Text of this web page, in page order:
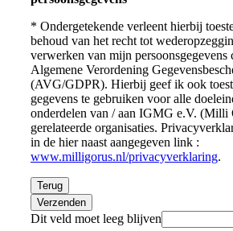
* Ondergetekende verleent hierbij
behoud van het recht tot
verwerken van mijn persoonsgegevens
Algemene Verordening
(AVG/GDPR). Hierbij geef ik ook
gegevens te gebruiken voor alle
onderdelen van / aan IGMG e.V. (Milli
gerelateerde organisaties.
in de hier naast aangegeven link :
www.milligorus.nl/privacyverklaring.
Terug
Verzenden
Dit veld moet leeg blijven